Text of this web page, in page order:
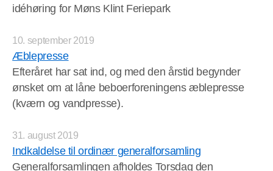
idéhøring for Møns Klint Feriepark
10. september 2019
Æblepresse
Efteråret har sat ind, og med den årstid begynder
ønsket om at låne beboerforeningens æblepresse
(kværn og vandpresse).
31. august 2019
Indkaldelse til ordinær generalforsamling
Generalforsamlingen afholdes Torsdag den